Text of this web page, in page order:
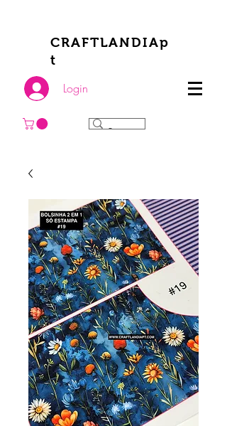
CRAFTLANDIAp
t
Login